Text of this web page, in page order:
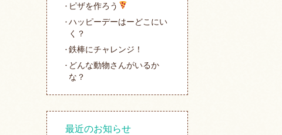
ピザを作ろう
ハッピーデーはーどこにい
く？
鉄棒にチャレンジ！
どんな動物さんがいるか
な？
最近のお知らせ